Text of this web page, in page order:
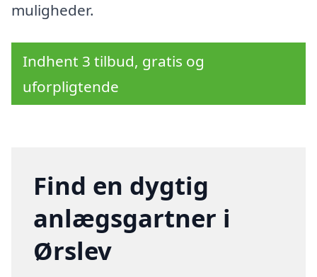
muligheder.
Indhent 3 tilbud, gratis og
uforpligtende
Find en dygtig
anlægsgartner i
Ørslev